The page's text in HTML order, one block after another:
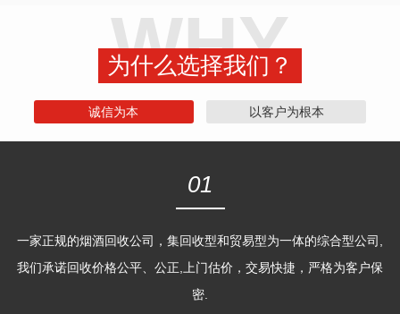
WHY
为什么选择我们？
诚信为本 以客户为根本
01
一家正规的烟酒回收公司，集回收型和贸易型为一体的综合型公司,
我们承诺回收价格公平、公正,上门估价，交易快捷，严格为客户保
密.